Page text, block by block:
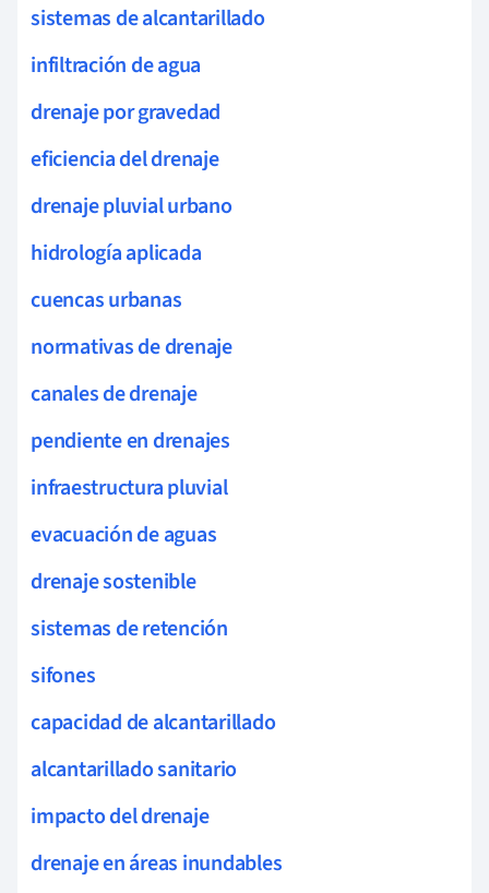
sistemas de alcantarillado
infiltración de agua
drenaje por gravedad
eficiencia del drenaje
drenaje pluvial urbano
hidrología aplicada
cuencas urbanas
normativas de drenaje
canales de drenaje
pendiente en drenajes
infraestructura pluvial
evacuación de aguas
drenaje sostenible
sistemas de retención
sifones
capacidad de alcantarillado
alcantarillado sanitario
impacto del drenaje
drenaje en áreas inundables